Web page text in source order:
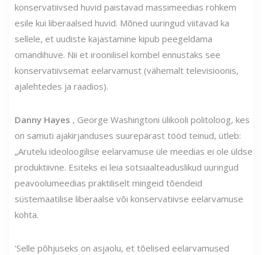
konservatiivsed huvid paistavad massimeedias rohkem
esile kui liberaalsed huvid. Mõned uuringud viitavad ka
sellele, et uudiste kajastamine kipub peegeldama
omandihuve. Nii et iroonilisel kombel ennustaks see
konservatiivsemat eelarvamust (vähemalt televisioonis,
ajalehtedes ja raadios).
Danny Hayes , George Washingtoni ülikooli politoloog, kes
on samuti ajakirjanduses suurepärast tööd teinud, ütleb:
„Arutelu ideoloogilise eelarvamuse üle meedias ei ole üldse
produktiivne. Esiteks ei leia sotsiaalteaduslikud uuringud
peavoolumeedias praktiliselt mingeid tõendeid
süstemaatilise liberaalse või konservatiivse eelarvamuse
kohta.
'Selle põhjuseks on asjaolu, et tõelised eelarvamused